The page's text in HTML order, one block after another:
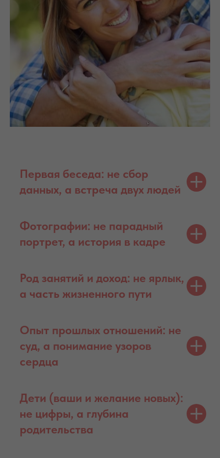
Первая беседа: не сбор
данных, а встреча двух людей
Фотографии: не парадный
портрет, а история в кадре
Род занятий и доход: не ярлык,
а часть жизненного пути
Опыт прошлых отношений: не
суд, а понимание узоров
сердца
Дети (ваши и желание новых):
не цифры, а глубина
родительства